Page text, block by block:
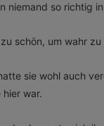
niemand so richtig
schön, um wahr
sie wohl auch
hier war.